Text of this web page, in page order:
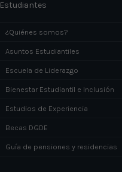
Estudiantes
¿Quiénes somos?
Asuntos Estudiantiles
Escuela de Liderazgo
Bienestar Estudiantil e Inclusión
Estudios de Experiencia
Becas DGDE
Guía de pensiones y residencias